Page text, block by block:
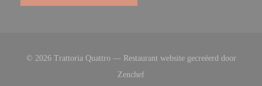
© 2026 Trattoria Quattro — Restaurant website gecreëerd door
Zenchef((opent in een nieuw venster))